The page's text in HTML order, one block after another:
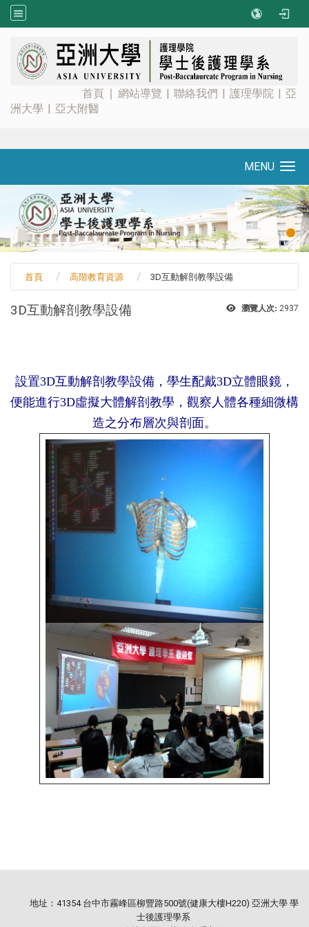
首頁 ∣ 網站導覽 | 聯絡我們 | 護理學院 | 亞
洲大學 | 亞大附醫
MENU
首頁 高階教育資源 3D互動解剖教學設備
瀏覽人次: 2937
3D互動解剖教學設備
設置3D互動解剖教學設備，學生配戴3D立體眼鏡，
便能進行3D虛擬大體解剖教學，觀察人體各種細微構
造之分布層次與剖面。
地址：41354 台中市霧峰區柳豐路500號(健康大樓H220) 亞洲大學 學
士後護理學系